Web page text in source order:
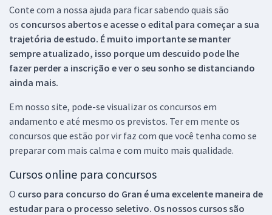
Conte com a nossa ajuda para ficar sabendo quais são
os concursos abertos e acesse o edital para começar a sua
trajetória de estudo. É muito importante se manter
sempre atualizado, isso porque um descuido pode lhe
fazer perder a inscrição e ver o seu sonho se distanciando
ainda mais.
Em nosso site, pode-se visualizar os concursos em
andamento e até mesmo os previstos. Ter em mente os
concursos que estão por vir faz com que você tenha como se
preparar com mais calma e com muito mais qualidade.
Cursos online para concursos
O curso para concurso do Gran é uma excelente maneira de
estudar para o processo seletivo. Os nossos cursos são